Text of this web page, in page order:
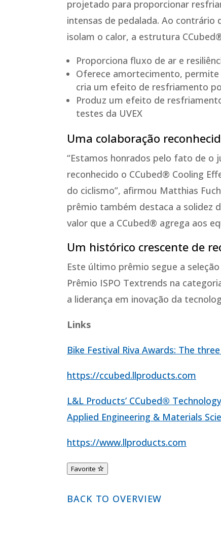
projetado para proporcionar
intensas de pedalada. Ao contrário
isolam o calor, a estrutura
Proporciona fluxo de ar e
Oferece amortecimento, permite
cria um efeito de resfriamento
Produz um efeito de
testes da UVEX
Uma colaboração
“Estamos honrados pelo fato de o
reconhecido o CCubed® Cooling
do ciclismo”, afirmou Matthias
prêmio também destaca a solidez
valor que a CCubed® agrega aos
Um histórico crescente de
Este último prêmio segue a
Prêmio ISPO Textrends na
a liderança em inovação da
Links
Bike Festival Riva Awards: The
https://ccubed.llproducts.com
L&L Products’ CCubed®
Applied Engineering & Materials
https://www.llproducts.com
Favorite
BACK TO OVERVIEW